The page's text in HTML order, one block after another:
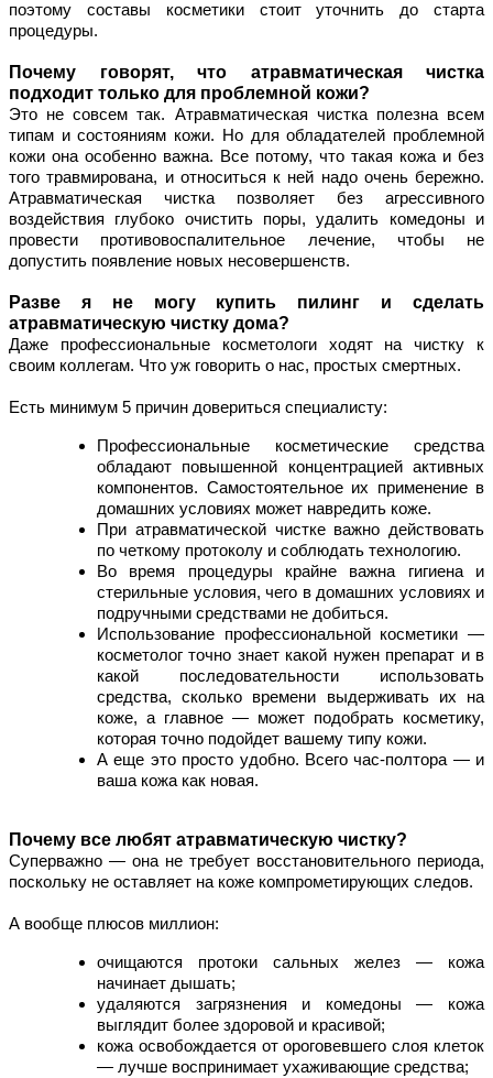
поэтому составы косметики стоит уточнить до старта
процедуры.
Почему говорят, что атравматическая чистка
подходит только для проблемной кожи?
Это не совсем так. Атравматическая чистка полезна всем
типам и состояниям кожи. Но для обладателей проблемной
кожи она особенно важна. Все потому, что такая кожа и без
того травмирована, и относиться к ней надо очень бережно.
Атравматическая чистка позволяет без агрессивного
воздействия глубоко очистить поры, удалить комедоны и
провести противовоспалительное лечение, чтобы не
допустить появление новых несовершенств.
Разве я не могу купить пилинг и сделать
атравматическую чистку дома?
Даже профессиональные косметологи ходят на чистку к
своим коллегам. Что уж говорить о нас, простых смертных.
Есть минимум 5 причин довериться специалисту:
Профессиональные косметические средства
обладают повышенной концентрацией активных
компонентов. Самостоятельное их применение в
домашних условиях может навредить коже.
При атравматической чистке важно действовать
по четкому протоколу и соблюдать технологию.
Во время процедуры крайне важна гигиена и
стерильные условия, чего в домашних условиях и
подручными средствами не добиться.
Использование профессиональной косметики —
косметолог точно знает какой нужен препарат и в
какой последовательности использовать
средства, сколько времени выдерживать их на
коже, а главное — может подобрать косметику,
которая точно подойдет вашему типу кожи.
А еще это просто удобно. Всего час-полтора — и
ваша кожа как новая.
Почему все любят атравматическую чистку?
Суперважно — она не требует восстановительного периода,
поскольку не оставляет на коже компрометирующих следов.
А вообще плюсов миллион:
очищаются протоки сальных желез — кожа
начинает дышать;
удаляются загрязнения и комедоны — кожа
выглядит более здоровой и красивой;
кожа освобождается от ороговевшего слоя клеток
— лучше воспринимает ухаживающие средства;